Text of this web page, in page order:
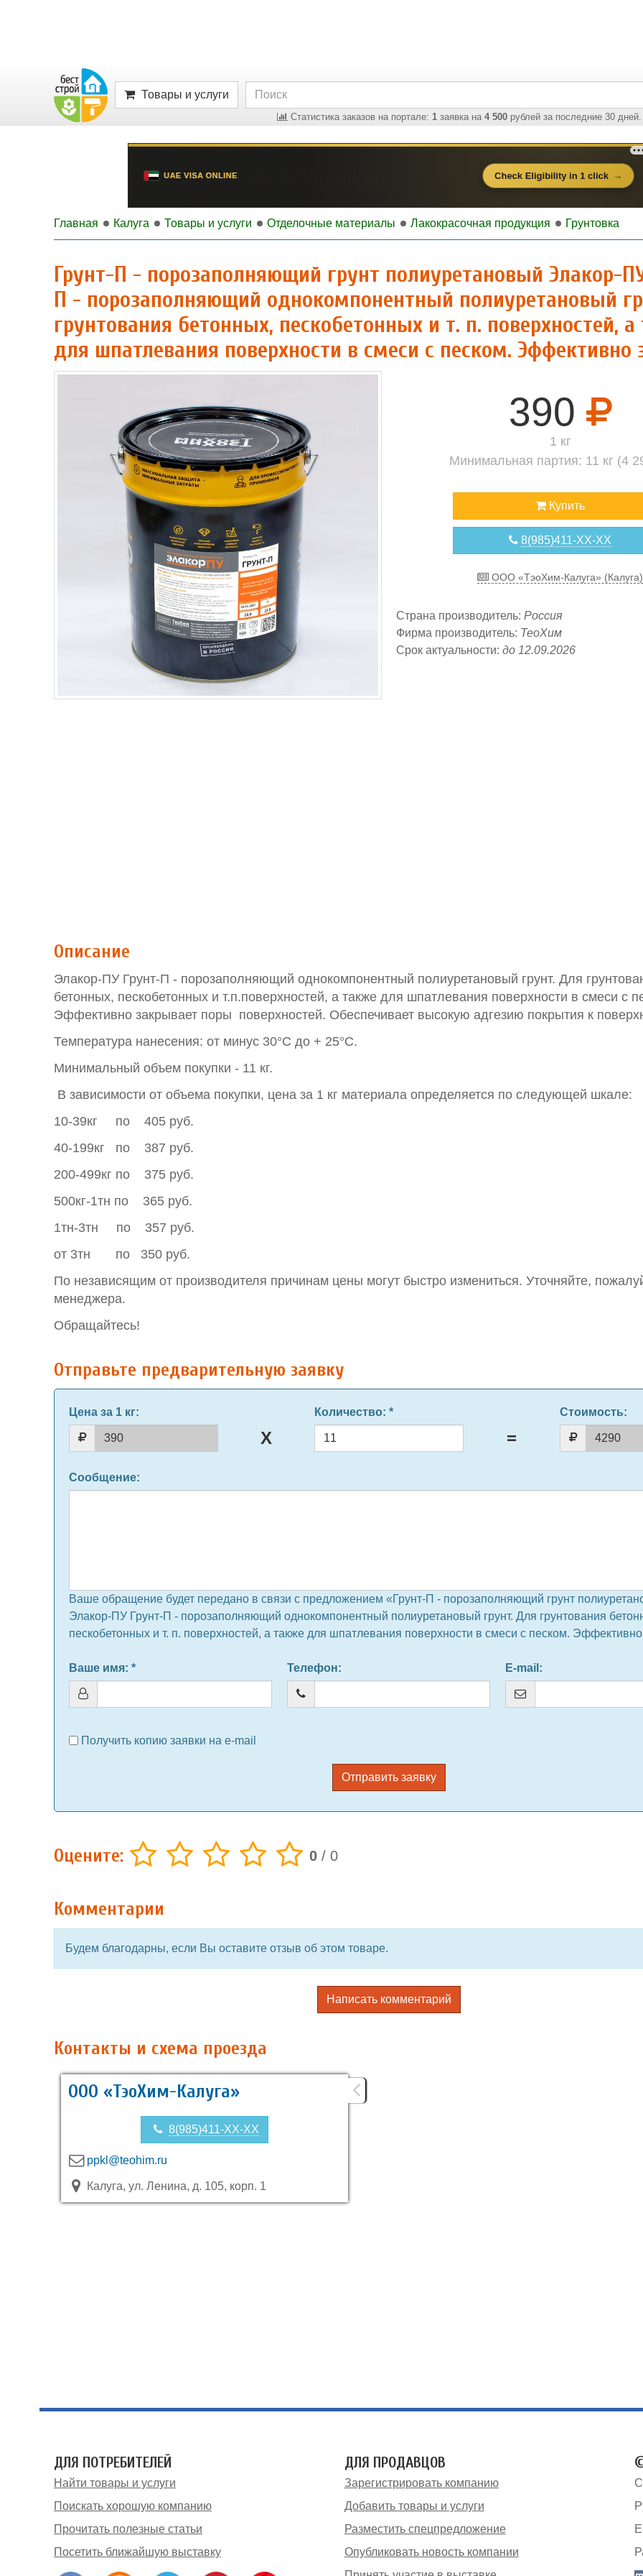
Товары и услуги
Статистика заказов на портале: 1заявка на 4 500рублей за последние 30 дней.
Главная Калуга Товары и услуги Отделочные материалы Лакокрасочная продукция Грунтовка
Грунт-П - порозаполняющий грунт полиуретановый Элакор-
П - порозаполняющий однокомпонентный полиуретановый
грунтования бетонных, пескобетонных и т. п. поверхностей,
для шпатлевания поверхности в смеси с песком. Эффективно
390
1 кг
Минимальная партия: 11 кг (4
Купить
8(985)411-XX-XX
ООО «ТэоХим-Калуга» (Калуга)
Страна производитель: Россия
Фирма производитель: ТеоХим
Срок актуальности: до 12.09.2026
Описание
Элакор-ПУ Грунт-П - порозаполняющий однокомпонентный полиуретановый грунт. Для
бетонных, пескобетонных и т.п.поверхностей, а также для шпатлевания поверхности в смеси с
Эффективно закрывает поры поверхностей. Обеспечивает высокую адгезию покрытия к
Температура нанесения: от минус 30°С до + 25°С.
Минимальный объем покупки - 11 кг.
В зависимости от объема покупки, цена за 1 кг материала определяется по следующей шкале:
10-39кг по 405 руб.
40-199кг по 387 руб.
200-499кг по 375 руб.
500кг-1тн по 365 руб.
1тн-3тн по 357 руб.
от 3тн по 350 руб.
По независящим от производителя причинам цены могут быстро измениться. Уточняйте,
менеджера.
Обращайтесь!
Отправьте предварительную заявку
Цена за 1 кг: Количество: * Стоимость:
Сообщение:
Ваше обращение будет передано в связи с предложением «Грунт-П - порозаполняющий грунт
Элакор-ПУ Грунт-П - порозаполняющий однокомпонентный полиуретановый грунт. Для грунтования
пескобетонных и т. п. поверхностей, а также для шпатлевания поверхности в смеси с песком.
Ваше имя: * Телефон: E-mail :
Получить копию заявки на e-mail
Отправить заявку
Оцените: 0 / 0
Комментарии
Будем благодарны, если Вы оставите отзыв об этом товаре.
Написать комментарий
Контакты и схема проезда
ООО «ТэоХим-Калуга»
8(985)411-XX-XX
ppkl@teohim.ru
Калуга, ул. Ленина, д. 105, корп. 1
ДЛЯ ПОТРЕБИТЕЛЕЙ
Найти товары и услуги
Поискать хорошую компанию
Прочитать полезные статьи
Посетить ближайшую выставку
ДЛЯ ПРОДАВЦОВ
Зарегистрировать компанию
Добавить товары и услуги
Разместить спецпредложение
Опубликовать новость компании